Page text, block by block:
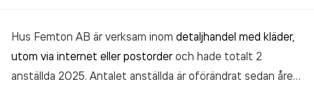
Hus Femton AB är verksam inom detaljhandel med kläder,
utom via internet eller postorderoch hade totalt 2
anställda 2025. Antalet anställda är oförändrat sedan året